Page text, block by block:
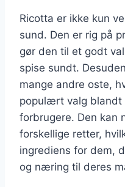
Ricotta er ikke kun
sund. Den er rig på
gør den til et godt
spise sundt.
mange andre oste,
populært valg blandt
forbrugere. Den kan
forskellige retter,
ingrediens for dem,
og næring til deres